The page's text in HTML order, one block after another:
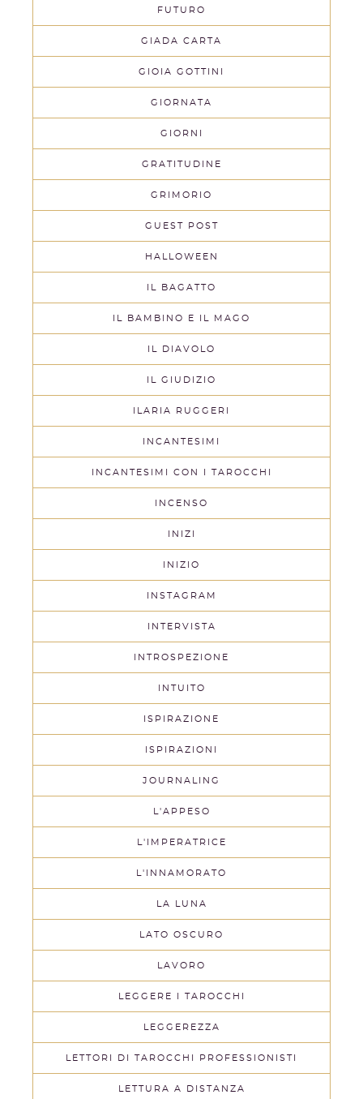
FUTURO
GIADA CARTA
GIOIA GOTTINI
GIORNATA
GIORNI
GRATITUDINE
GRIMORIO
GUEST POST
HALLOWEEN
IL BAGATTO
IL BAMBINO E IL MAGO
IL DIAVOLO
IL GIUDIZIO
ILARIA RUGGERI
INCANTESIMI
INCANTESIMI CON I TAROCCHI
INCENSO
INIZI
INIZIO
INSTAGRAM
INTERVISTA
INTROSPEZIONE
INTUITO
ISPIRAZIONE
ISPIRAZIONI
JOURNALING
L'APPESO
L'IMPERATRICE
L'INNAMORATO
LA LUNA
LATO OSCURO
LAVORO
LEGGERE I TAROCCHI
LEGGEREZZA
LETTORI DI TAROCCHI PROFESSIONISTI
LETTURA A DISTANZA